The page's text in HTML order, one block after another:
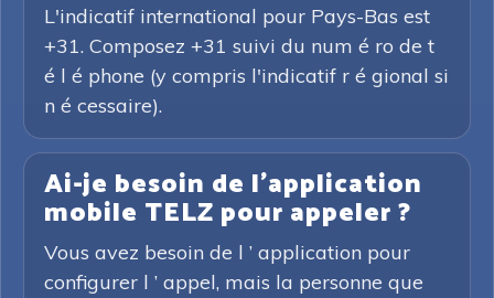
L'indicatif international pour Pays-Bas est
+31. Composez +31 suivi du num é ro de t
é l é phone (y compris l'indicatif r é gional si
n é cessaire).
Ai-je besoin de l'application
mobile TELZ pour appeler ?
Vous avez besoin de l ’ application pour
configurer l ’ appel, mais la personne que